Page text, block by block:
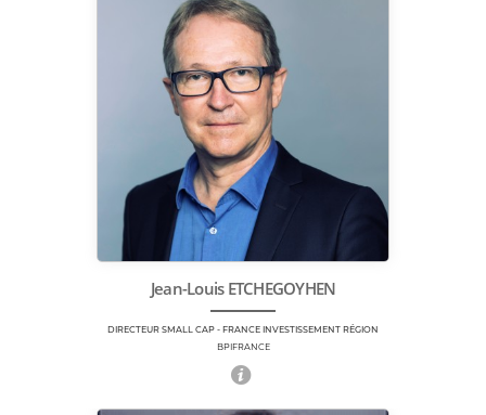
Jean-Louis ETCHEGOYHEN
DIRECTEUR SMALL CAP - FRANCE INVESTISSEMENT RÉGION
BPIFRANCE